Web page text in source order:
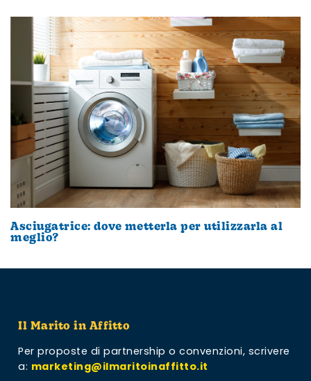
Asciugatrice: dove metterla per utilizzarla al
meglio?
Il Marito in Affitto
Per proposte di partnership o convenzioni, scrivere
a: marketing@ilmaritoinaffitto.it